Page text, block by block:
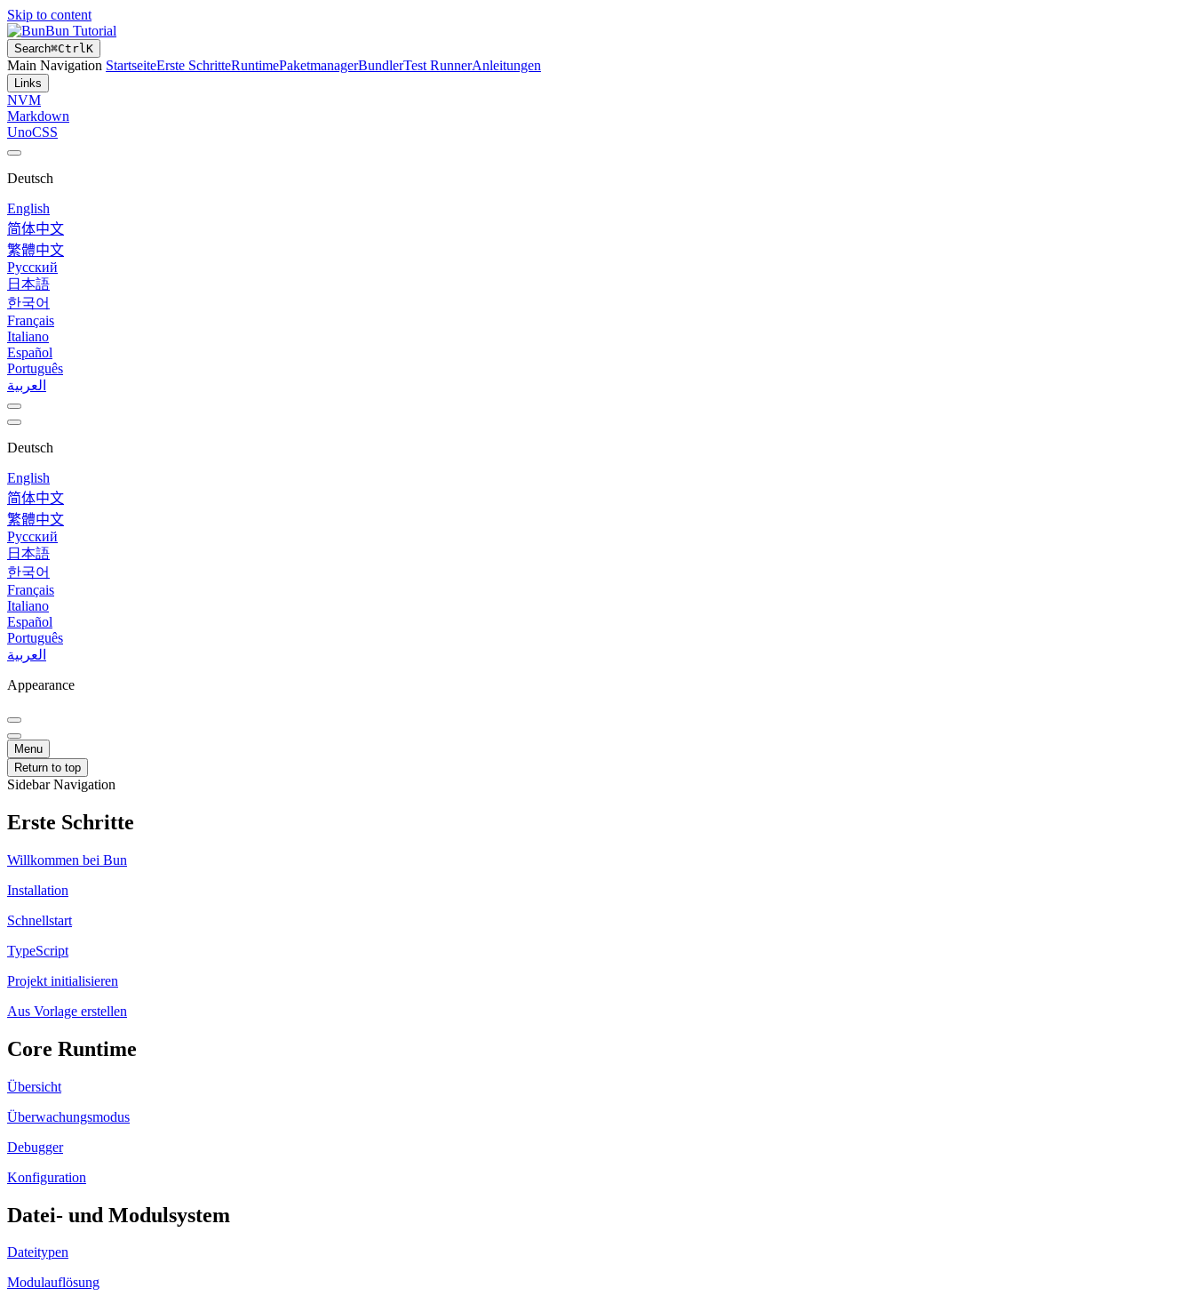
Skip to content
Bun Tutorial
Search⌘CtrlK
Main Navigation StartseiteErste SchritteRuntimePaketmanagerBundlerTest RunnerAnleitungen
Links
NVM
Markdown
UnoCSS
Deutsch
English
简体中文
繁體中文
Русский
日本語
한국어
Français
Italiano
Español
Português
العربية
Deutsch
English
简体中文
繁體中文
Русский
日本語
한국어
Français
Italiano
Español
Português
العربية
Appearance
Menu
Return to top
Sidebar Navigation
Erste Schritte
Willkommen bei Bun
Installation
Schnellstart
TypeScript
Projekt initialisieren
Aus Vorlage erstellen
Core Runtime
Übersicht
Überwachungsmodus
Debugger
Konfiguration
Datei- und Modulsystem
Dateitypen
Modulauflösung